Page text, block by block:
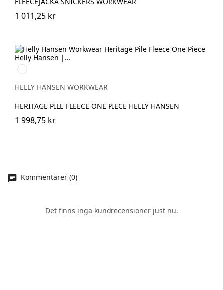
1 011,25 kr
590
NAVY
HELLY HANSEN WORKWEAR
HERITAGE PILE FLEECE ONE PIECE HELLY HANSEN
1 998,75 kr
Kommentarer (0)
Det finns inga kundrecensioner just nu.